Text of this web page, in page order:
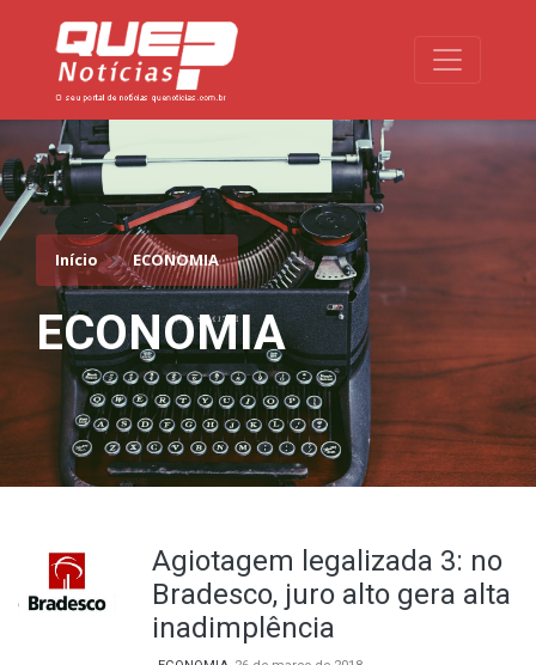
Toggle
Início ECONOMIA
ECONOMIA
Agiotagem legalizada 3: no
Bradesco, juro alto gera alta
inadimplência